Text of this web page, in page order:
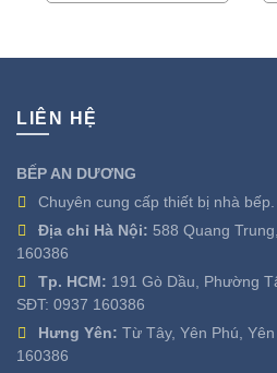
LIÊN HỆ
BẾP AN DƯƠNG
Chuyên cung cấp thiết bị nhà bếp.
Địa chỉ Hà Nội: 588 Quang
160386
Tp. HCM: 191 Gò Dầu, Phường
SĐT: 0937 160386
Hưng Yên: Từ Tây, Yên Phú,
160386